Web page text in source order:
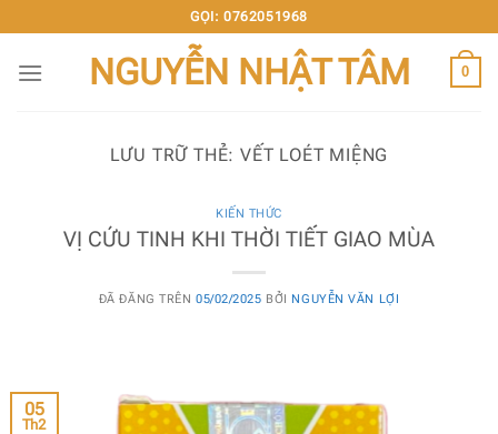
đến
nội
GỌI: 0762051968
NGUYỄN NHẬT TÂM 0
LƯU TRỮ THẺ:VẾT LOÉT MIỆNG
KIẾN THỨC
VỊ CỨU TINH KHI THỜI TIẾT GIAO MÙA
ĐÃ ĐĂNG TRÊN 05/02/2025 BỞI NGUYỄN VĂN LỢI
05
Th2